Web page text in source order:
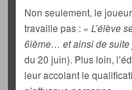
Non seulement, le
travaille pas : « L’élève
6ième… et ainsi de suite
du 20 juin). Plus loin,
leur accolant le